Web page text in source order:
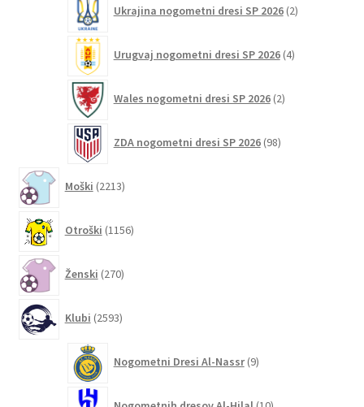
Ukrajina nogometni dresi SP 2026 2izdelka
Urugvaj nogometni dresi SP 2026 4izdelki
Wales nogometni dresi SP 2026 2izdelka
ZDA nogometni dresi SP 2026 98izdelkov
Moški 2213izdelkov
Otroški 1156izdelkov
Ženski 270izdelkov
Klubi 2593izdelkov
Nogometni Dresi Al-Nassr 9izdelkov